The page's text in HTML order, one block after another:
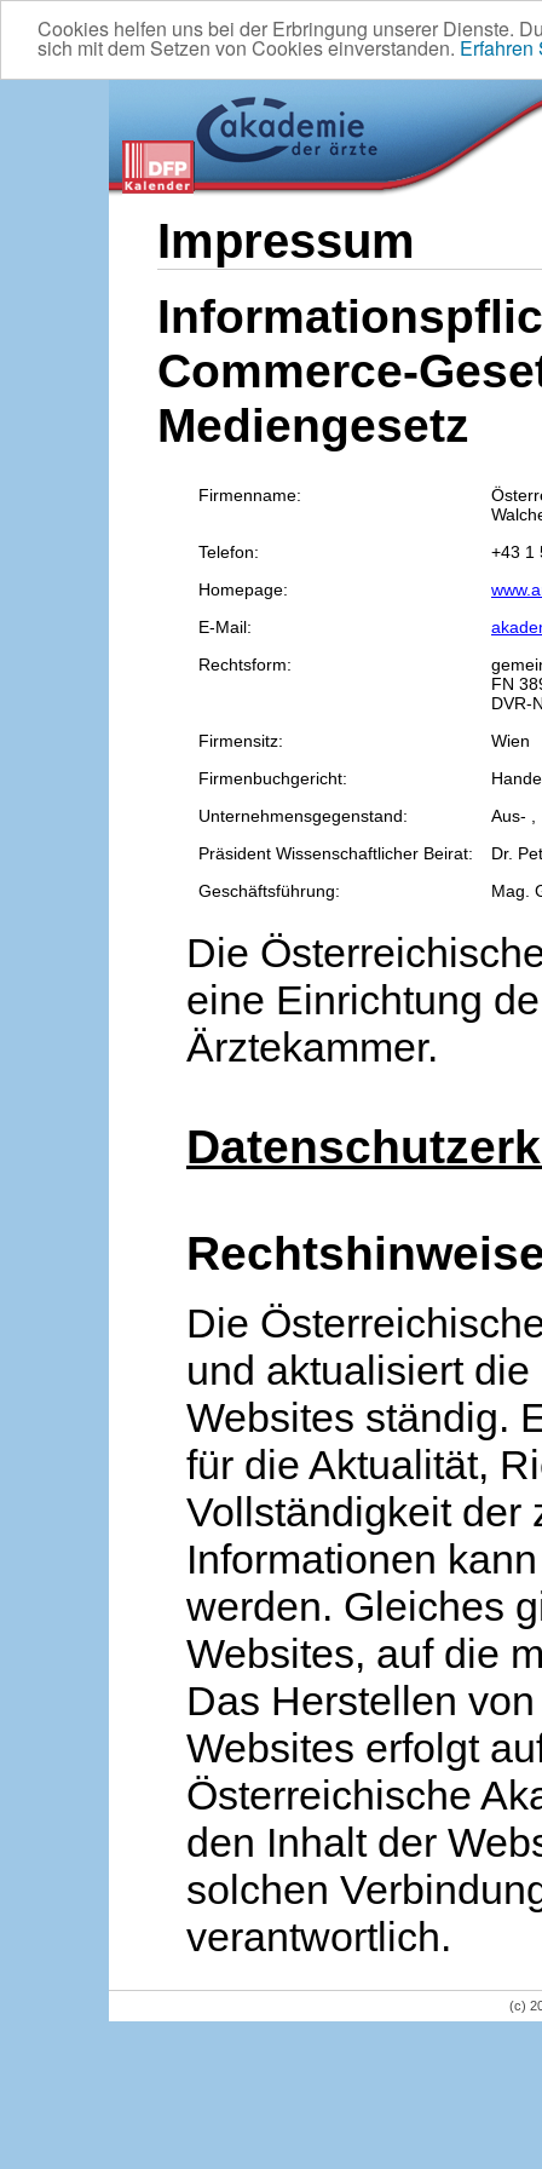
Cookies helfen uns bei der Erbringung unserer Dienste.
sich mit dem Setzen von Cookies einverstanden. Erfahren
Impressum
Commerce-
Mediengesetz
Firmenname:
Telefon:
+43 1
Homepage:
E-Mail:
Rechtsform:
FN
DVR-
Firmensitz:
Wien
Firmenbuchgericht:
Unternehmensgegenstand:
Aus- ,
Präsident Wissenschaftlicher Beirat:
Dr.
Geschäftsführung:
Mag.
Die
eine Einrichtung
Ärztekammer.
Die
und aktualisiert
Websites ständig.
für die Aktualität,
Vollständigkeit der
Informationen
werden. Gleiches
Websites, auf die
Das Herstellen
Websites erfolgt
Österreichische
den Inhalt der
solchen
verantwortlich.
(c)